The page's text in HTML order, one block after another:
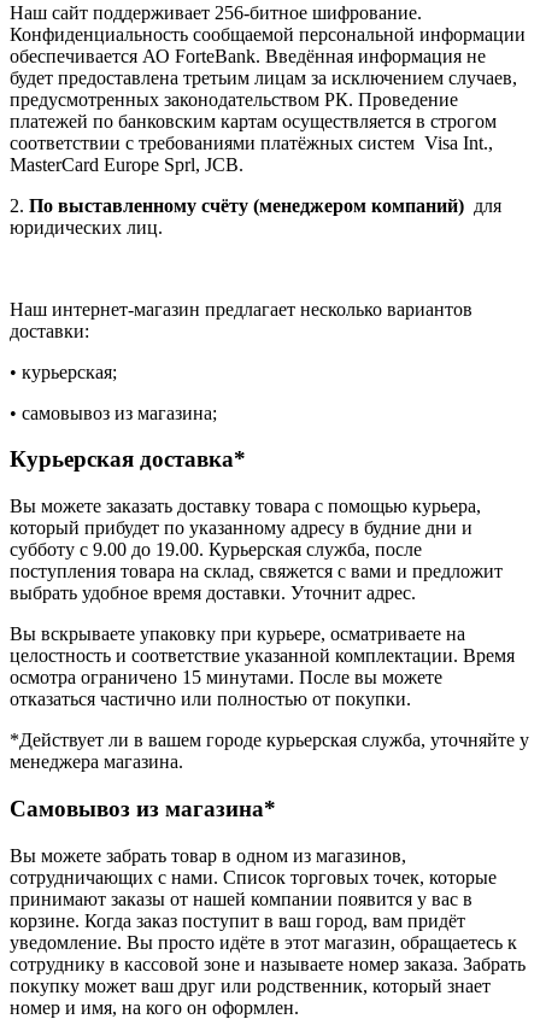
Наш сайт поддерживает 256-битное шифрование.
Конфиденциальность сообщаемой персональной информации
обеспечивается АО ForteBank. Введённая информация не
будет предоставлена третьим лицам за исключением случаев,
предусмотренных законодательством РК. Проведение
платежей по банковским картам осуществляется в строгом
соответствии с требованиями платёжных систем Visa Int.,
MasterCard Europe Sprl, JCB.
2. По выставленному счёту (менеджером компаний) для
юридических лиц.
Наш интернет-магазин предлагает несколько вариантов
доставки:
• курьерская;
• самовывоз из магазина;
Курьерская доставка*
Вы можете заказать доставку товара с помощью курьера,
который прибудет по указанному адресу в будние дни и
субботу с 9.00 до 19.00. Курьерская служба, после
поступления товара на склад, свяжется с вами и предложит
выбрать удобное время доставки. Уточнит адрес.
Вы вскрываете упаковку при курьере, осматриваете на
целостность и соответствие указанной комплектации. Время
осмотра ограничено 15 минутами. После вы можете
отказаться частично или полностью от покупки.
*Действует ли в вашем городе курьерская служба, уточняйте у
менеджера магазина.
Самовывоз из магазина*
Вы можете забрать товар в одном из магазинов,
сотрудничающих с нами. Список торговых точек, которые
принимают заказы от нашей компании появится у вас в
корзине. Когда заказ поступит в ваш город, вам придёт
уведомление. Вы просто идёте в этот магазин, обращаетесь к
сотруднику в кассовой зоне и называете номер заказа. Забрать
покупку может ваш друг или родственник, который знает
номер и имя, на кого он оформлен.